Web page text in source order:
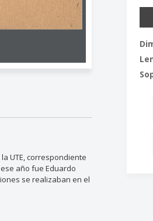
UTE, correspondiente
año fue Eduardo
se realizaban en el